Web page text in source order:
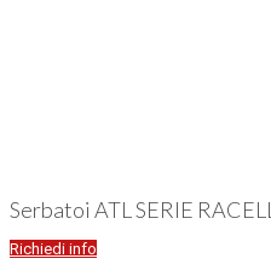
Serbatoi ATL SERIE RACELL
Richiedi info